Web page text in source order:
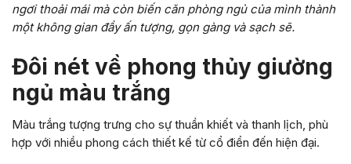
ngơi thoải mái mà còn biến căn phòng ngủ của mình thành
một không gian đầy ấn tượng, gọn gàng và sạch sẽ.
Đôi nét về phong thủy giường
ngủ màu trắng
Màu trắng tượng trưng cho sự thuần khiết và thanh lịch, phù
hợp với nhiều phong cách thiết kế từ cổ điển đến hiện đại.